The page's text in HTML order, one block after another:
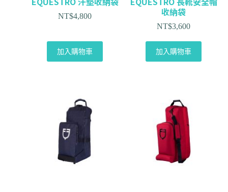
NT$4,800
加入購物車
收納袋
NT$3,600
加入購物車